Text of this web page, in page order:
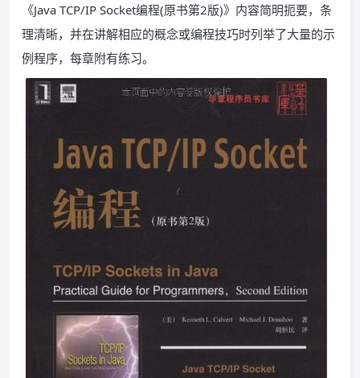
《Java TCP/IP Socket编程(原书第2版)》内容简明扼要，条
理清晰，并在讲解相应的概念或编程技巧时列举了大量的示
例程序，每章附有练习。